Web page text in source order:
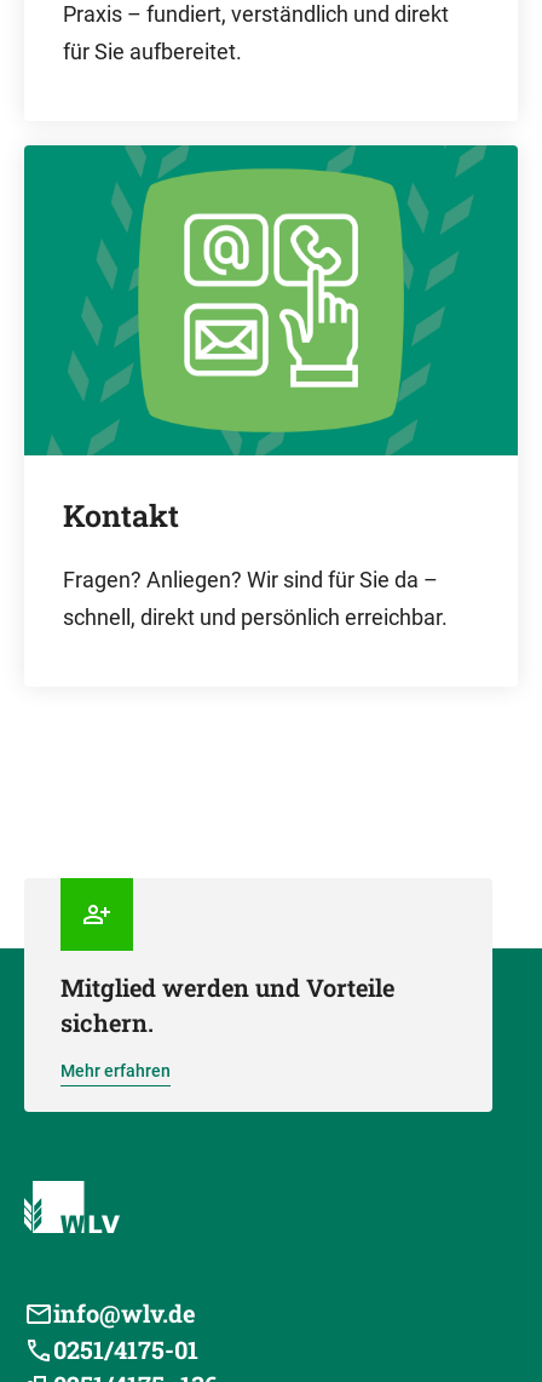
Praxis – fundiert, verständlich und direkt
für Sie aufbereitet.
Kontakt
Fragen? Anliegen? Wir sind für Sie da –
schnell, direkt und persönlich erreichbar.
Mitglied werden und Vorteile
sichern.
Mehr erfahren
info@wlv.de
0251/4175-01